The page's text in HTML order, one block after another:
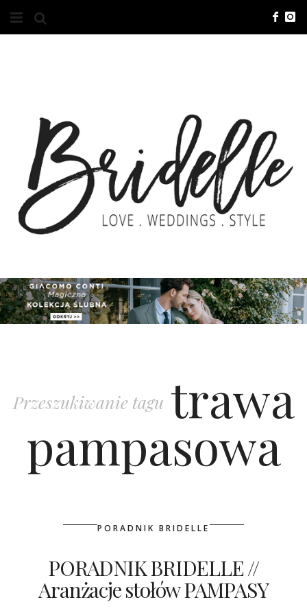
O NAS
KONTAKT
REKLAMA
ADVERTISING
ZGŁOSZENIA
KSIĄŻKI BRIDELLE
BRI GROUP
Przeszukiwanie tagu trawa
pampasowa
PORADNIK BRIDELLE
PORADNIK BRIDELLE //
Aranżacje stołów PAMPASY